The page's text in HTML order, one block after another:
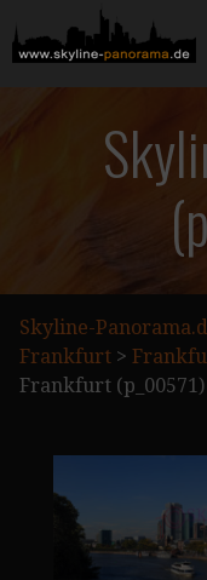
Inhalt
springen
SKYLINE-
Skyline-
Frankfurt >
Frankfurt (p_00571)